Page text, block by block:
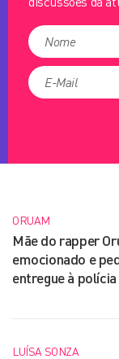
ORUAM
Mãe do rapper
emocionado e
entregue à polícia
LUÍSA SONZA